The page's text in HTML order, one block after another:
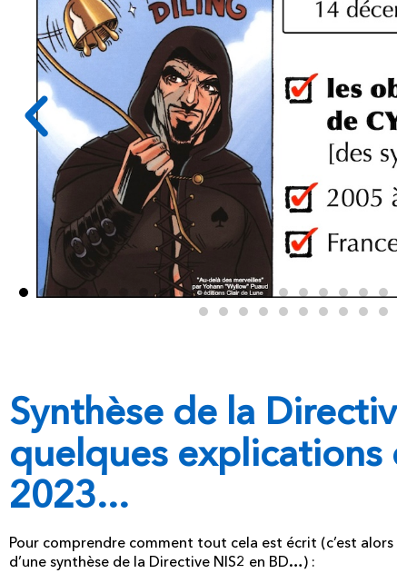
Synthèse de la
quelques explications
2023...
Pour comprendre comment tout cela est écrit (c’est
d’une synthèse de la Directive NIS2 en BD…) :